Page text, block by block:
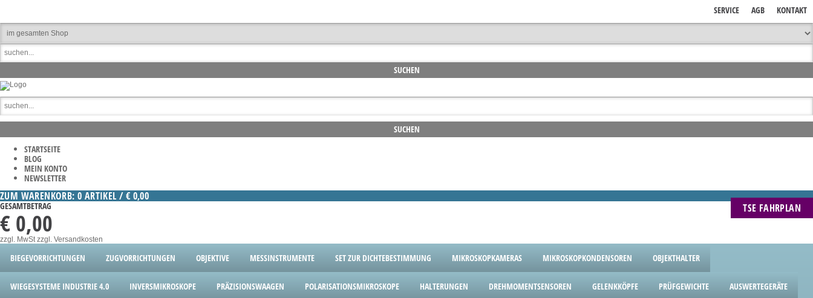
KONTAKT
AGB
SERVICE
STARTSEITE
BLOG
MEIN KONTO
NEWSLETTER
TSE FAHRPLAN
ZUM WARENKORB: 0 ARTIKEL / € 0,00
GESAMTBETRAG
€ 0,00
zzgl. MwStzzgl. Versandkosten
BIEGEVORRICHTUNGEN ZUGVORRICHTUNGEN OBJEKTIVE MESSINSTRUMENTE SET ZUR DICHTEBESTIMMUNG MIKROSKOPKAMERAS MIKROSKOPKONDENSOREN OBJEKTHALTER
WIEGESYSTEME INDUSTRIE 4.0 INVERSMIKROSKOPE PRÄZISIONSWAAGEN POLARISATIONSMIKROSKOPE HALTERUNGEN DREHMOMENTSENSOREN GELENKKÖPFE PRÜFGEWICHTE AUSWERTEGERÄTE